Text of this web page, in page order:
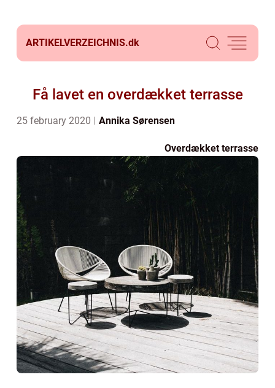
ARTIKELVERZEICHNIS.dk
Få lavet en overdækket terrasse
25 february 2020 Annika Sørensen
Overdækket terrasse